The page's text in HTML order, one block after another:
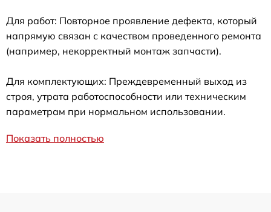
Для работ: Повторное проявление дефекта, который
напрямую связан с качеством проведенного ремонта
(например, некорректный монтаж запчасти).
Для комплектующих: Преждевременный выход из
строя, утрата работоспособности или техническим
параметрам при нормальном использовании.
Показать полностью